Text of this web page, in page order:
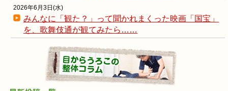
2026年6月3日(水)
みんなに「観た？」って聞かれまくった映画「国宝」
を、歌舞伎通が観てみたら……